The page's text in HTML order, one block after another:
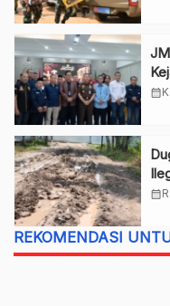
calendar_month
calendar_month
REKOMENDASI